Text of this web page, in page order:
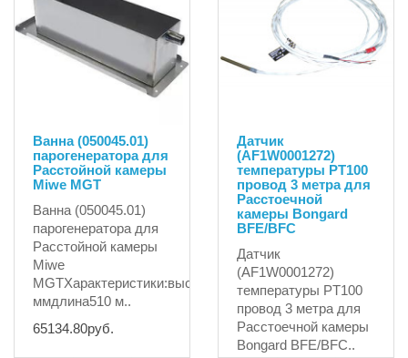
Ванна (050045.01)
парогенератора для
Расстойной камеры
Miwe MGT
Ванна (050045.01)
парогенератора для
Расстойной камеры
Miwe
MGTХарактеристики:высота145
ммдлина510 м..
65134.80руб.
Датчик
(AF1W0001272)
температуры PT100
провод 3 метра для
Расстоечной
камеры Bongard
BFE/BFC
Датчик
(AF1W0001272)
температуры PT100
провод 3 метра для
Расстоечной камеры
Bongard BFE/BFC..